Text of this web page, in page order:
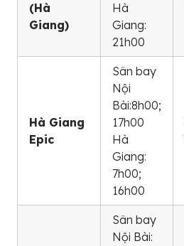
(Hà
Giang)
Hà
Giang:
21h00
Hà Giang
Epic
Sân bay
Nội
Bài:8h00;
17h00
Hà
Giang:
7h00;
16h00
Sân bay
Nội Bài: